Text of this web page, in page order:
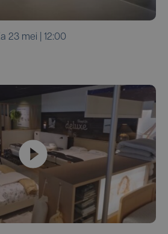
za 23 mei | 12:00